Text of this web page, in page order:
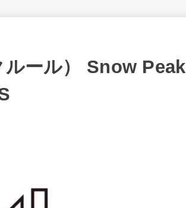
ール） Snow Peak